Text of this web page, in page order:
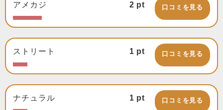
アメカジ 2 pt 口コミを見る
ストリート 1 pt 口コミを見る
ナチュラル 1 pt 口コミを見る